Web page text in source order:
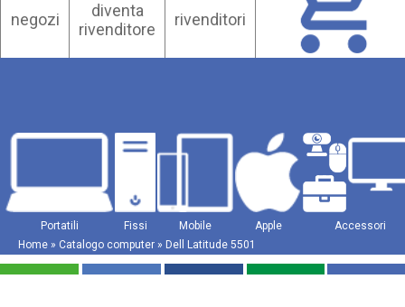
negozi
diventa
rivenditore
rivenditori
Portatili Fissi Mobile Apple
Accessori
Home » Catalogo computer » Dell Latitude 5501